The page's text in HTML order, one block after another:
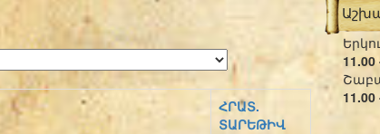
ՀՐԱՏ.
ՏԱՐԵԹԻՎ
11.00
11.00